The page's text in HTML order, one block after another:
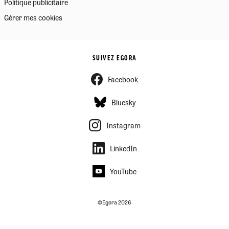
Gérer mes cookies
SUIVEZ EGORA
Facebook
Bluesky
Instagram
LinkedIn
YouTube
©Egora 2026